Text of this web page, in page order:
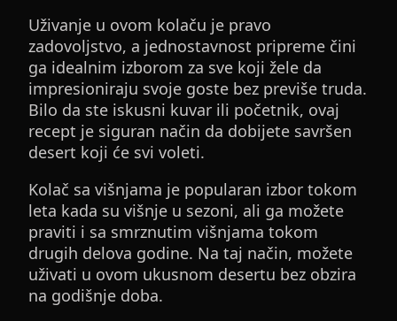
Uživanje u ovom kolaču je pravo
zadovoljstvo, a jednostavnost pripreme čini
ga idealnim izborom za sve koji žele da
impresioniraju svoje goste bez previše truda.
Bilo da ste iskusni kuvar ili početnik, ovaj
recept je siguran način da dobijete savršen
desert koji će svi voleti.
Kolač sa višnjama je popularan izbor tokom
leta kada su višnje u sezoni, ali ga možete
praviti i sa smrznutim višnjama tokom
drugih delova godine. Na taj način, možete
uživati u ovom ukusnom desertu bez obzira
na godišnje doba.